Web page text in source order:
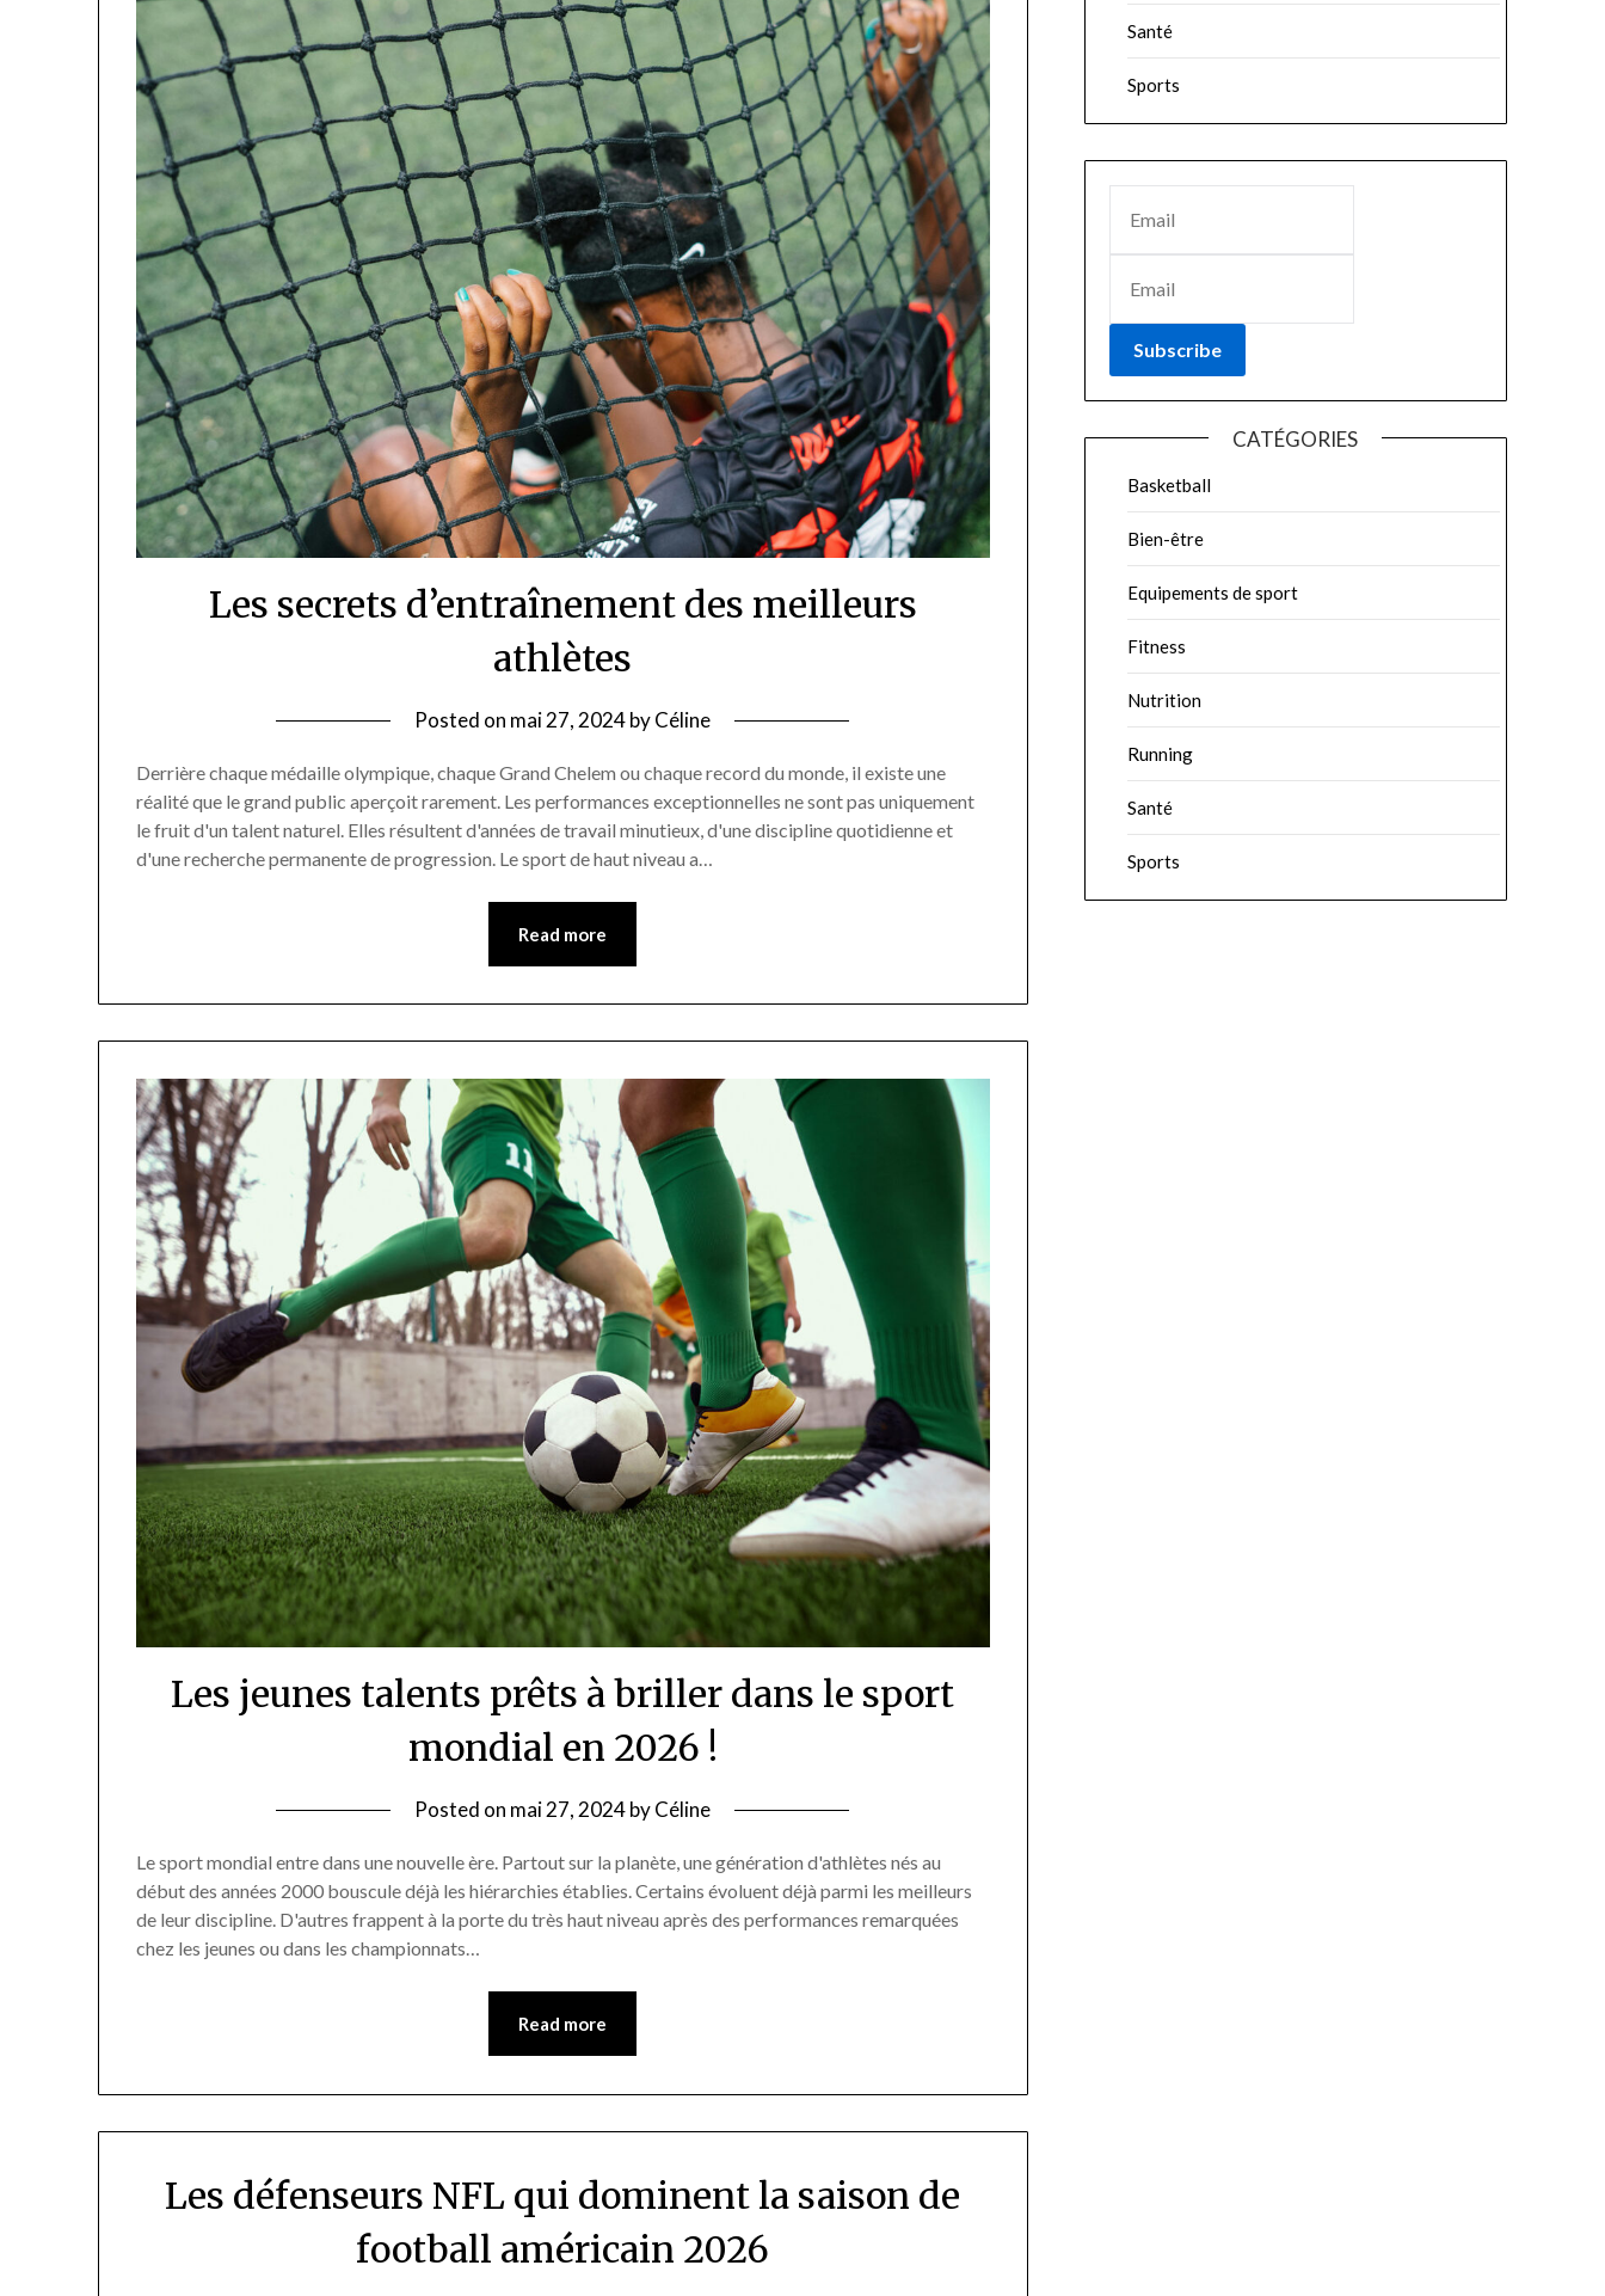
Les secrets d’entraînement des meilleurs
athlètes
Posted on mai 27, 2024byCéline
Derrière chaque médaille olympique, chaque Grand Chelem ou chaque record du monde, il existe une
réalité que le grand public aperçoit rarement. Les performances exceptionnelles ne sont pas uniquement
le fruit d'un talent naturel. Elles résultent d'années de travail minutieux, d'une discipline quotidienne et
d'une recherche permanente de progression. Le sport de haut niveau a…
Read more
Les jeunes talents prêts à briller dans le sport
mondial en 2026 !
Posted on mai 27, 2024byCéline
Le sport mondial entre dans une nouvelle ère. Partout sur la planète, une génération d'athlètes nés au
début des années 2000 bouscule déjà les hiérarchies établies. Certains évoluent déjà parmi les meilleurs
de leur discipline. D'autres frappent à la porte du très haut niveau après des performances remarquées
chez les jeunes ou dans les championnats…
Read more
Les défenseurs NFL qui dominent la saison de
football américain 2026
Santé
Sports
Subscribe
CATÉGORIES
Basketball
Bien-être
Equipements de sport
Fitness
Nutrition
Running
Santé
Sports